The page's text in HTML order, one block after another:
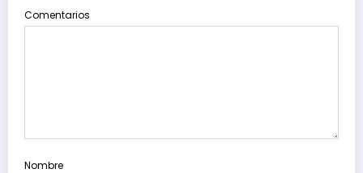
Comentarios
Nombre